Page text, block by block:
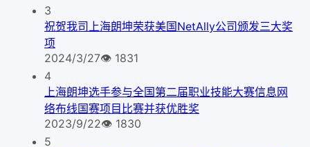
3
祝贺我司上海朗坤荣获美国NetAlly公司颁发三大奖
项
2024/3/27👁 1831
4
上海朗坤选手参与全国第二届职业技能大赛信息网
络布线国赛项目比赛并获优胜奖
2023/9/22👁 1830
5